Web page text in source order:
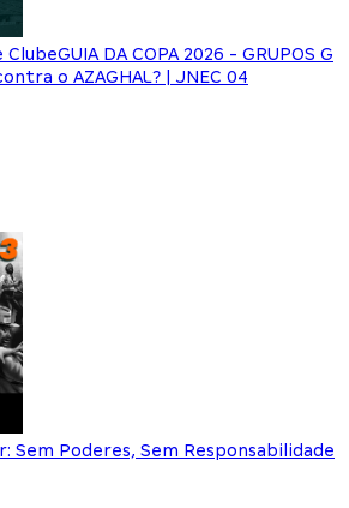
ClubeGUIA DA COPA 2026 - GRUPOS G
o AZAGHAL? | JNEC 04
Sem Poderes, Sem Responsabilidade